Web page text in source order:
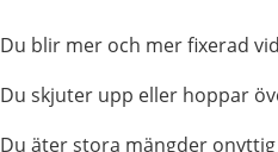
Du blir mer och mer fixerad
Du skjuter upp eller hoppar
Du äter stora mängder